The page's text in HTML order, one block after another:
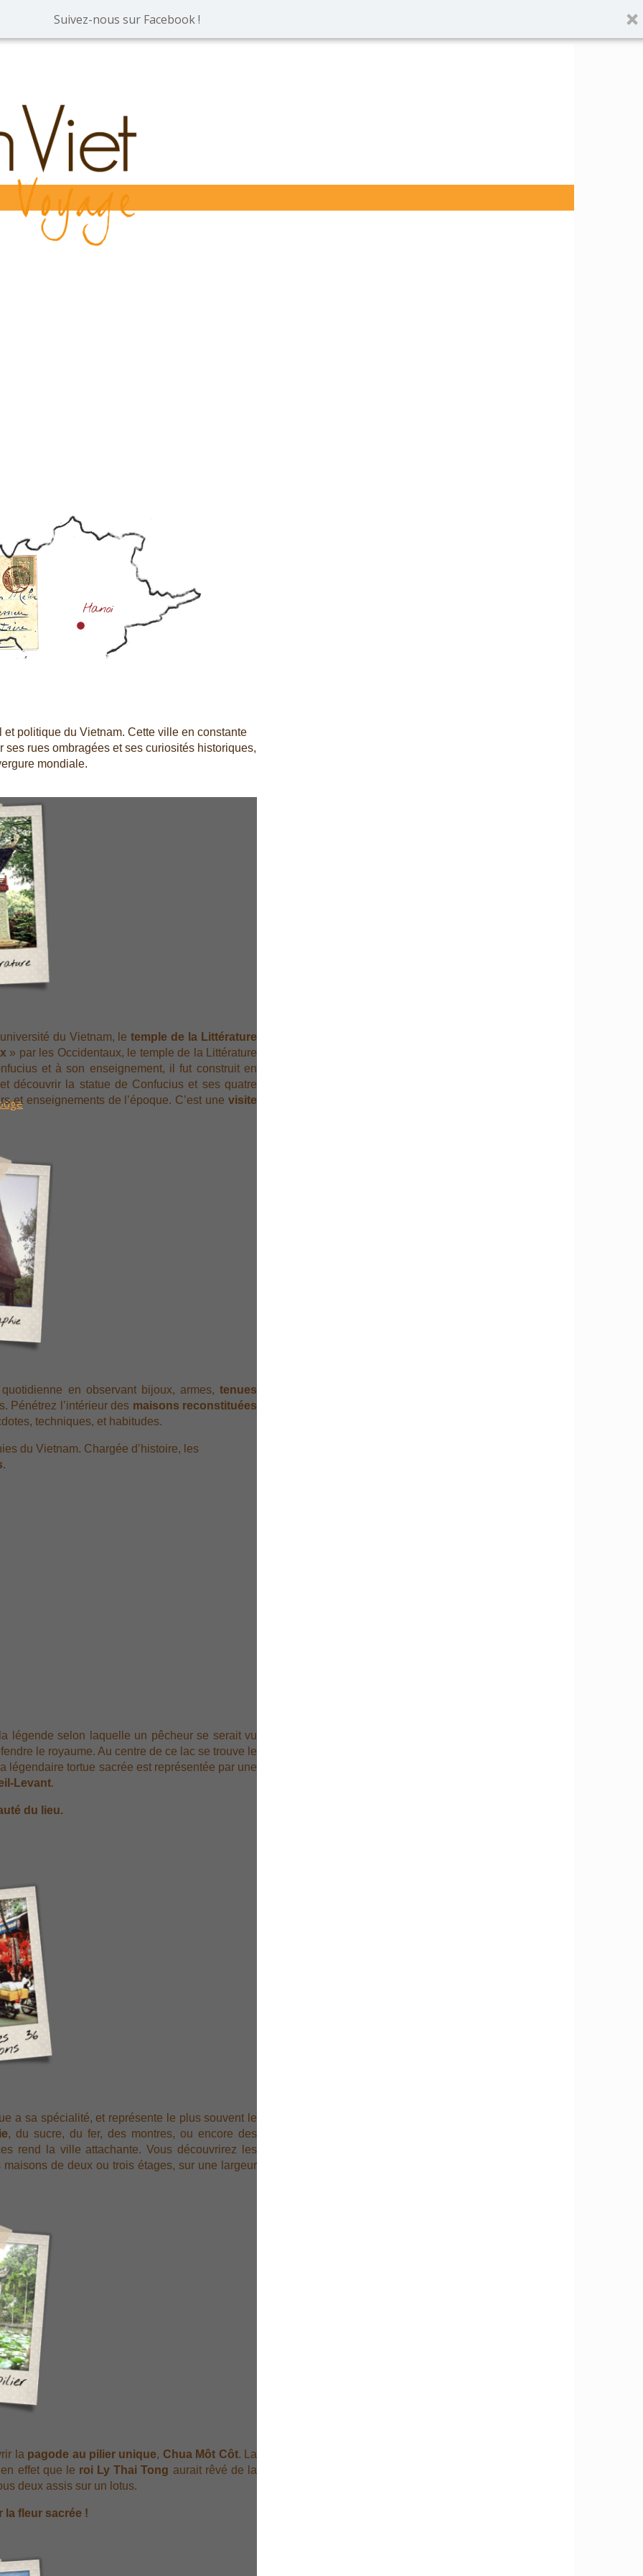
Suivez-nous sur Facebook !
politique du Vietnam. Cette ville en constante
rues ombragées et ses curiosités historiques,
mondiale.
du Vietnam, letemple de la Littérature
» par les Occidentaux, le temple de la Littérature
et à son enseignement, il fut construit en
découvrir la statue de Confucius et ses quatre
et enseignements de l’époque. C’est une visite
en observant bijoux, armes,tenues
Pénétrez l’intérieur des maisons reconstituées
techniques, et habitudes.
du Vietnam. Chargée d’histoire, les
.
légende selon laquelle un pêcheur se serait vu
le royaume. Au centre de ce lac se trouve le
légendaire tortue sacrée est représentée par une
Levant.
du lieu.
a sa spécialité, et représente le plus souvent le
, du sucre, du fer, des montres, ou encore des
rend la ville attachante. Vous découvrirez les
de deux ou trois étages, sur une largeur
la pagode au pilier unique, Chua Môt Côt. La
effet que le roi Ly Thai Tong aurait rêvé de la
deux assis sur un lotus.
la fleur sacrée !